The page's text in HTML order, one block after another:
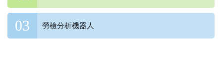
勞檢分析機器人